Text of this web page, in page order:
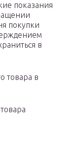
показания
покупки
в
товара в